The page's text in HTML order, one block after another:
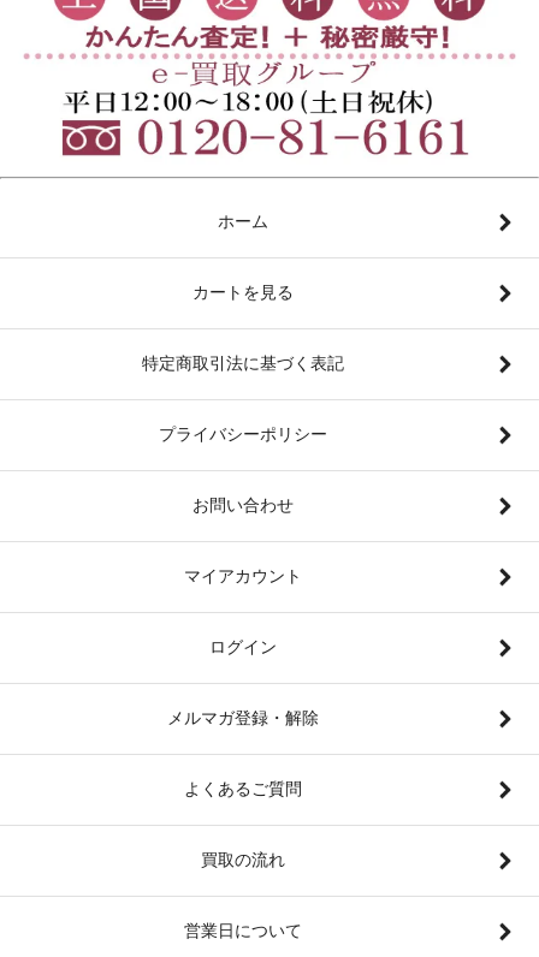
ホーム
カートを見る
特定商取引法に基づく表記
プライバシーポリシー
お問い合わせ
マイアカウント
ログイン
メルマガ登録・解除
よくあるご質問
買取の流れ
営業日について